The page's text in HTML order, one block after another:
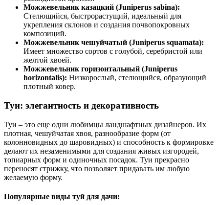
Можжевельник казацкий (Juniperus sabina):
Стелющийся, быстрорастущий, идеальный для
укрепления склонов и создания почвопокровных
композиций.
Можжевельник чешуйчатый (Juniperus squamata):
Имеет множество сортов с голубой, серебристой или
желтой хвоей.
Можжевельник горизонтальный (Juniperus
horizontalis): Низкорослый, стелющийся, образующий
плотный ковер.
Туи: элегантность и декоративность
Туи – это еще одни любимцы ландшафтных дизайнеров. Их
плотная, чешуйчатая хвоя, разнообразие форм (от
колонновидных до шаровидных) и способность к формировке
делают их незаменимыми для создания живых изгородей,
топиарных форм и одиночных посадок. Туи прекрасно
переносят стрижку, что позволяет придавать им любую
желаемую форму.
Популярные виды туй для дачи: